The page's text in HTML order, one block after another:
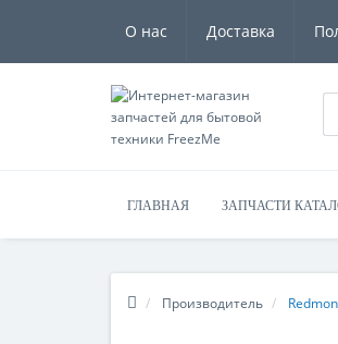
О нас Доставка
ГЛАВНАЯ ЗАПЧАСТИ
Производитель